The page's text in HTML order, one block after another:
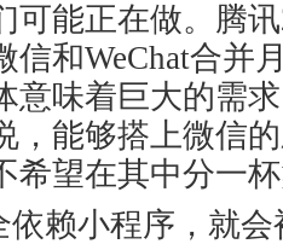
可能正在做。腾
信和WeChat合并
意味着巨大的需
，能够搭上微信
希望在其中分一
依赖小程序，就